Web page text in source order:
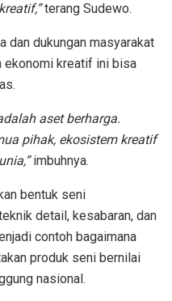
terang Sudewo.
dan dukungan masyarakat
ekonomi kreatif ini bisa
aset berharga.
pihak, ekosistem kreatif
imbuhnya.
bentuk seni
detail, kesabaran, dan
contoh bagaimana
produk seni bernilai
nasional.